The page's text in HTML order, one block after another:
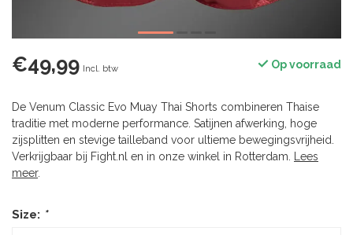
€49,99 Incl. btw Op voorraad
De Venum Classic Evo Muay Thai Shorts combineren Thaise
traditie met moderne performance. Satijnen afwerking, hoge
zijsplitten en stevige tailleband voor ultieme bewegingsvrijheid.
Verkrijgbaar bij Fight.nl en in onze winkel in Rotterdam.
Lees
meer.
Size: *